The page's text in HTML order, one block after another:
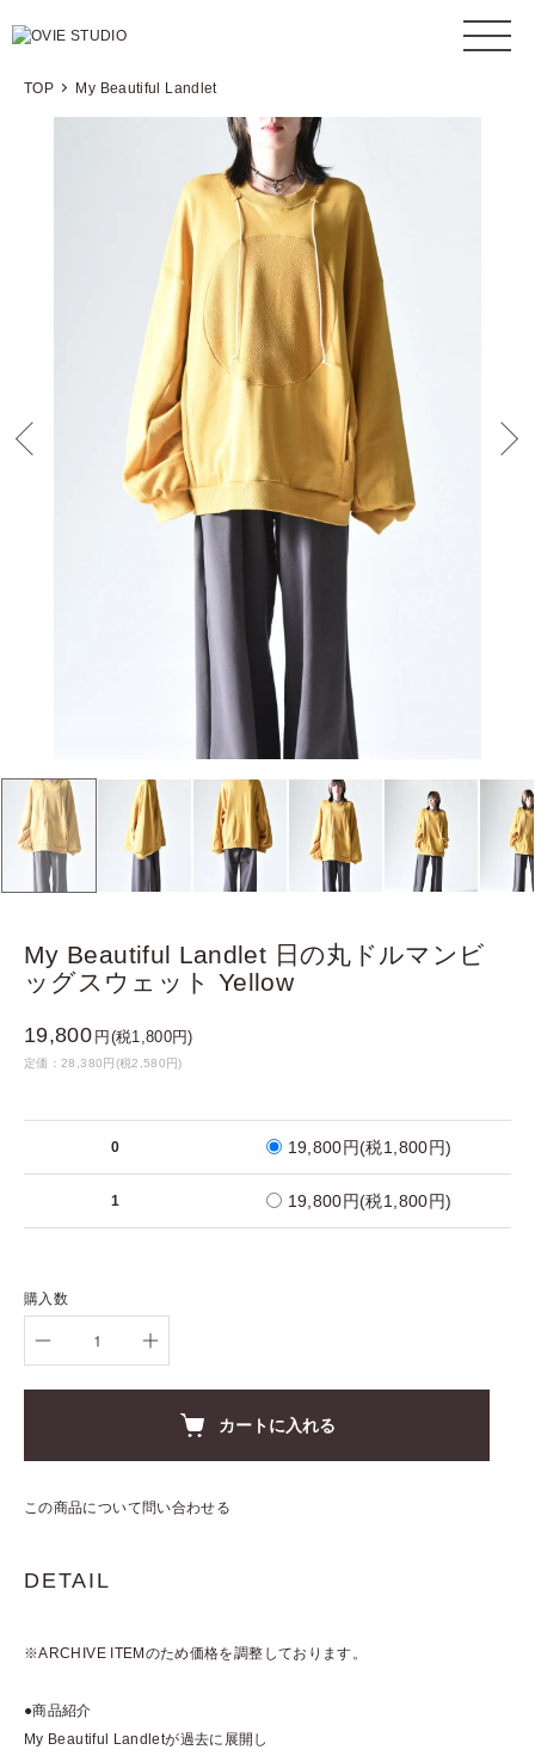
TOP My Beautiful Landlet
My Beautiful Landlet 日の丸ドルマンビ
ッグスウェット Yellow
19,800 円(税1,800円)
定価：28,380円(税2,580円)
0 19,800円(税1,800円)
1 19,800円(税1,800円)
購入数
カートに入れる
この商品について問い合わせる
DETAIL
※ARCHIVE ITEMのため価格を調整しております。
●商品紹介
My Beautiful Landletが過去に展開し